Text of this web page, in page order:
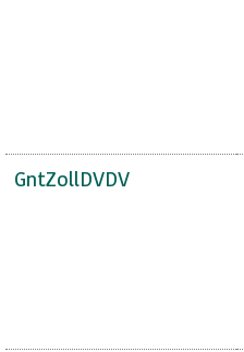
GntZollDVDV